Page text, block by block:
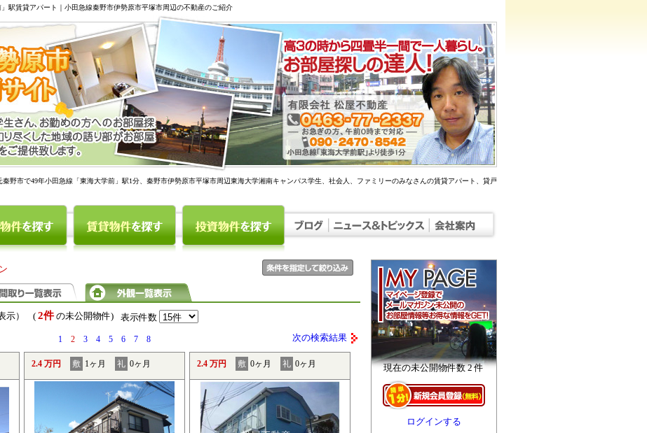
駅賃貸アパート｜小田急線秦野市伊勢原市平塚市周辺の不動産のご紹介
野市で49年小田急線「東海大学前」駅1分、秦野市伊勢原市平塚市周辺東海大学湘南キャンパス学生、社会人、ファミリーのみなさんの賃貸アパート、貸戸
現在の未公開物件数 2 件
ログインする
示） ( 2件の未公開物件) 表示件数
1 2 3 4 5 6 7 8 次の検索結果
2.4 万円 敷 1ヶ月 礼 0ヶ月 2.4 万円 敷 0ヶ月 礼 0ヶ月